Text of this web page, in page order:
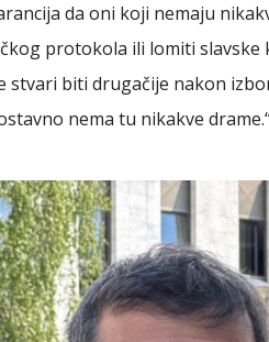
da oni koji nemaju
protokola ili lomiti slavske
stvari biti drugačije nakon
nema tu nikakve